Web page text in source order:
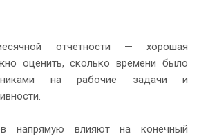
отчётности — хорошая
оценить, сколько времени было
на рабочие задачи и
напрямую влияют на конечный